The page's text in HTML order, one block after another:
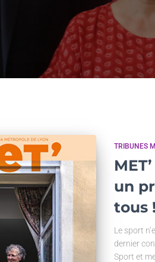
TRIBUNES
un
tous !
Le sport
dernier
Sport et